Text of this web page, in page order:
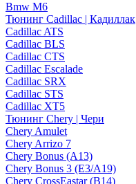
Bmw М6
Тюнинг Cadillac | Кадиллак
Cadillac ATS
Cadillac BLS
Cadillac CTS
Cadillac Escalade
Cadillac SRX
Cadillac STS
Cadillac XT5
Тюнинг Chery | Чери
Chery Amulet
Chery Arrizo 7
Chery Bonus (A13)
Chery Bonus 3 (E3/A19)
Chery CrossEastar (B14)